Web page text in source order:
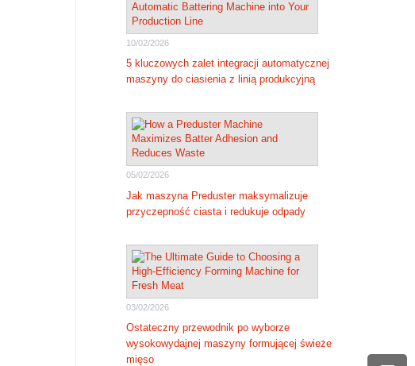
10/02/2026
5 kluczowych zalet integracji automatycznej
maszyny do ciasienia z linią produkcyjną
05/02/2026
Jak maszyna Preduster maksymalizuje
przyczepność ciasta i redukuje odpady
03/02/2026
Ostateczny przewodnik po wyborze
wysokowydajnej maszyny formującej świeże
mięso